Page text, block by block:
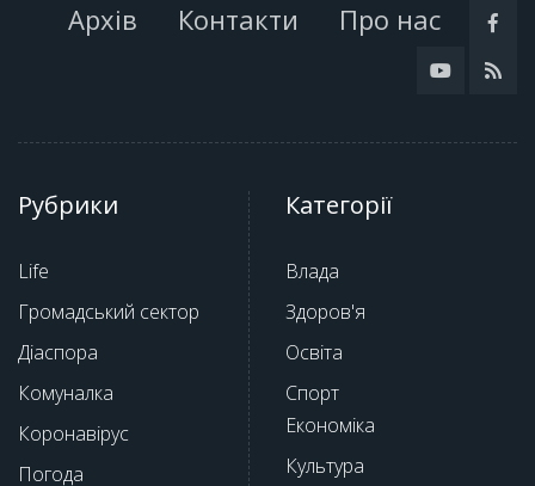
Архів Контакти Про нас
Рубрики
Life
Громадський сектор
Діаспора
Комуналка
Коронавірус
Погода
Категорії
Влада
Здоров'я
Освіта
Спорт
Економіка
Культура